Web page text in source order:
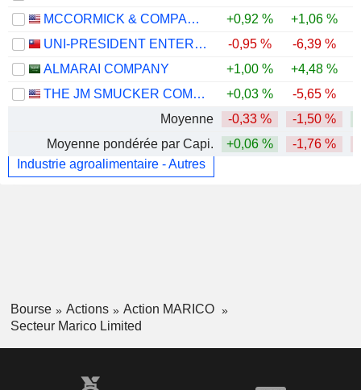
MCCORMICK & COMPANY, INCORPORATED
+0,92 % +1,06 %
UNI-PRESIDENT ENTERPRISES CORP.
-0,95 % -6,39 %
ALMARAI COMPANY
+1,00 % +4,48 %
THE JM SMUCKER COMPANY
+0,03 % -5,65 %
Moyenne
-0,33 % -1,50 %
Moyenne pondérée par Capi.
+0,06 % -1,76 %
Industrie agroalimentaire - Autres
Bourse Actions
Action MARICO
Secteur Marico Limited